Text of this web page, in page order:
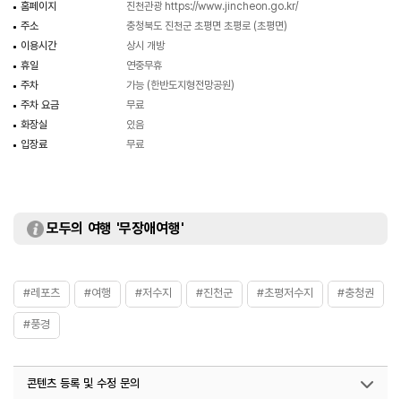
홈페이지
진천관광 https://www.jincheon.go.kr/
주소
충청북도 진천군 초평면 초평로 (초평면)
이용시간
상시 개방
휴일
연중무휴
주차
가능 (한반도지형전망공원)
주차 요금
무료
화장실
있음
입장료
무료
모두의 여행 '무장애여행'
#레포츠 #여행 #저수지 #진천군 #초평저수지 #충청권
#풍경
콘텐츠 등록 및 수정 문의